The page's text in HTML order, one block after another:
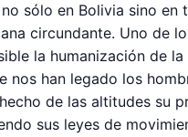
sólo en Bolivia sino en
circundante. Uno de
la humanización de la
nos han legado los
de las altitudes su
sus leyes de